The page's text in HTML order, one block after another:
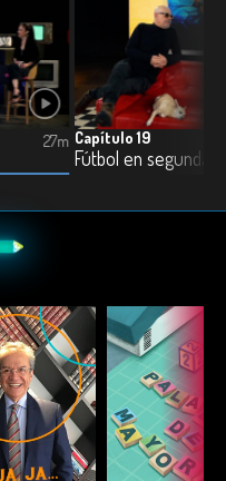
27m Capítulo 19
Fútbol en segunda